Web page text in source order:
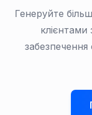
Генеруйте